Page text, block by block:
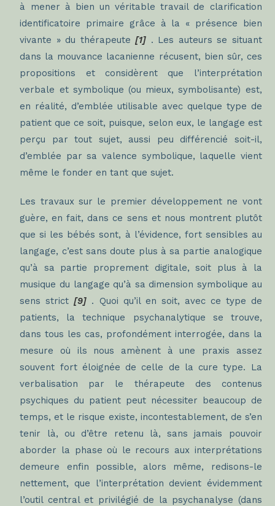
à mener à bien un véritable travail de clarification
identificatoire primaire grâce à la « présence bien
vivante » du thérapeute[1] . Les auteurs se situant
dans la mouvance lacanienne récusent, bien sûr, ces
propositions et considèrent que l’interprétation
verbale et symbolique (ou mieux, symbolisante) est,
en réalité, d’emblée utilisable avec quelque type de
patient que ce soit, puisque, selon eux, le langage est
perçu par tout sujet, aussi peu différencié soit-il,
d’emblée par sa valence symbolique, laquelle vient
même le fonder en tant que sujet.
Les travaux sur le premier développement ne vont
guère, en fait, dans ce sens et nous montrent plutôt
que si les bébés sont, à l’évidence, fort sensibles au
langage, c’est sans doute plus à sa partie analogique
qu’à sa partie proprement digitale, soit plus à la
musique du langage qu’à sa dimension symbolique au
sens strict[9] . Quoi qu’il en soit, avec ce type de
patients, la technique psychanalytique se trouve,
dans tous les cas, profondément interrogée, dans la
mesure où ils nous amènent à une praxis assez
souvent fort éloignée de celle de la cure type. La
verbalisation par le thérapeute des contenus
psychiques du patient peut nécessiter beaucoup de
temps, et le risque existe, incontestablement, de s’en
tenir là, ou d’être retenu là, sans jamais pouvoir
aborder la phase où le recours aux interprétations
demeure enfin possible, alors même, redisons-le
nettement, que l’interprétation devient évidemment
l’outil central et privilégié de la psychanalyse (dans